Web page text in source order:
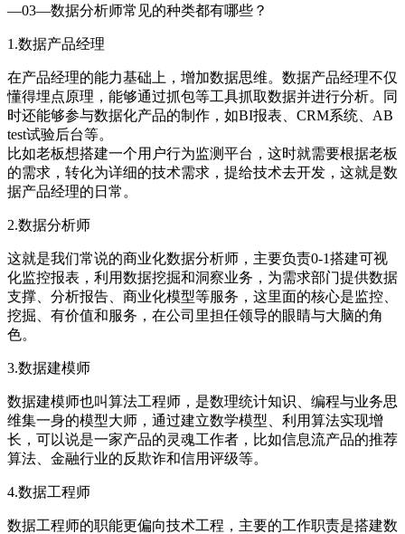
—03—数据分析师常见的种类都有哪些？
1.数据产品经理
在产品经理的能力基础上，增加数据思维。数据产品经理不仅
懂得埋点原理，能够通过抓包等工具抓取数据并进行分析。同
时还能够参与数据化产品的制作，如BI报表、CRM系统、AB
test试验后台等。
比如老板想搭建一个用户行为监测平台，这时就需要根据老板
的需求，转化为详细的技术需求，提给技术去开发，这就是数
据产品经理的日常。
2.数据分析师
这就是我们常说的商业化数据分析师，主要负责0-1搭建可视
化监控报表，利用数据挖掘和洞察业务，为需求部门提供数据
支撑、分析报告、商业化模型等服务，这里面的核心是监控、
挖掘、有价值和服务，在公司里担任领导的眼睛与大脑的角
色。
3.数据建模师
数据建模师也叫算法工程师，是数理统计知识、编程与业务思
维集一身的模型大师，通过建立数学模型、利用算法实现增
长，可以说是一家产品的灵魂工作者，比如信息流产品的推荐
算法、金融行业的反欺诈和信用评级等。
4.数据工程师
数据工程师的职能更偏向技术工程，主要的工作职责是搭建数